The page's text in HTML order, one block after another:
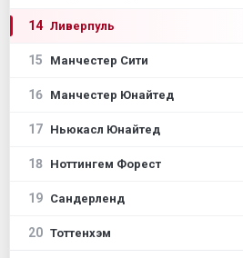
14 Ливерпуль
15 Манчестер Сити
16 Манчестер Юнайтед
17 Ньюкасл Юнайтед
18 Ноттингем Форест
19 Сандерленд
20 Тоттенхэм